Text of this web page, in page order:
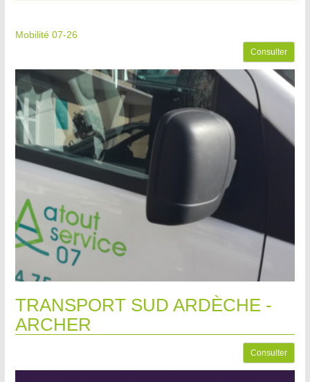
Mobilité 07-26
Consulter
TRANSPORT SUD ARDÈCHE -
ARCHER
Consulter